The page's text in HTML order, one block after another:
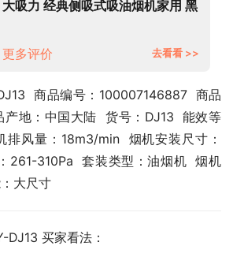
大吸力 经典侧吸式吸油烟机家用 黑
更多评价 去看看 >>
商品编号：100007146887  商品
地：中国大陆  货号：DJ13  能效等
排风量：18m3/min  烟机安装尺寸：
261-310Pa  套装类型：油烟机  烟机
大尺寸
买家看法：